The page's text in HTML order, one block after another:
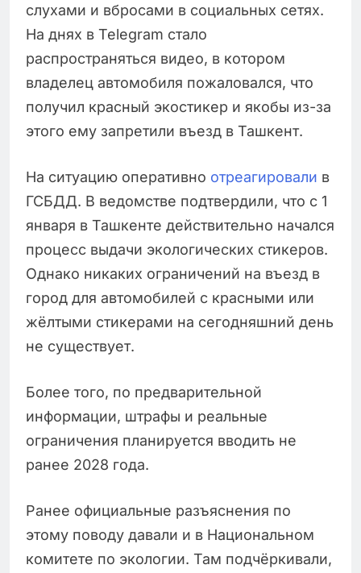
слухами и вбросами в социальных сетях.
На днях в Telegram стало
распространяться видео, в котором
владелец автомобиля пожаловался, что
получил красный экостикер и якобы из-за
этого ему запретили въезд в Ташкент.
На ситуацию оперативно отреагировали в
ГСБДД. В ведомстве подтвердили, что с 1
января в Ташкенте действительно начался
процесс выдачи экологических стикеров.
Однако никаких ограничений на въезд в
город для автомобилей с красными или
жёлтыми стикерами на сегодняшний день
не существует.
Более того, по предварительной
информации, штрафы и реальные
ограничения планируется вводить не
ранее 2028 года.
Ранее официальные разъяснения по
этому поводу давали и в Национальном
комитете по экологии. Там подчёркивали,